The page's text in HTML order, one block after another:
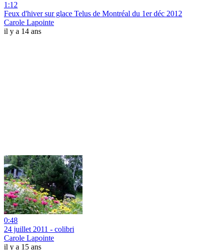
1:12
Feux d'hiver sur glace Telus de Montréal du 1er déc 2012
Carole Lapointe
il y a 14 ans
0:48
24 juillet 2011 - colibri
Carole Lapointe
il y a 15 ans